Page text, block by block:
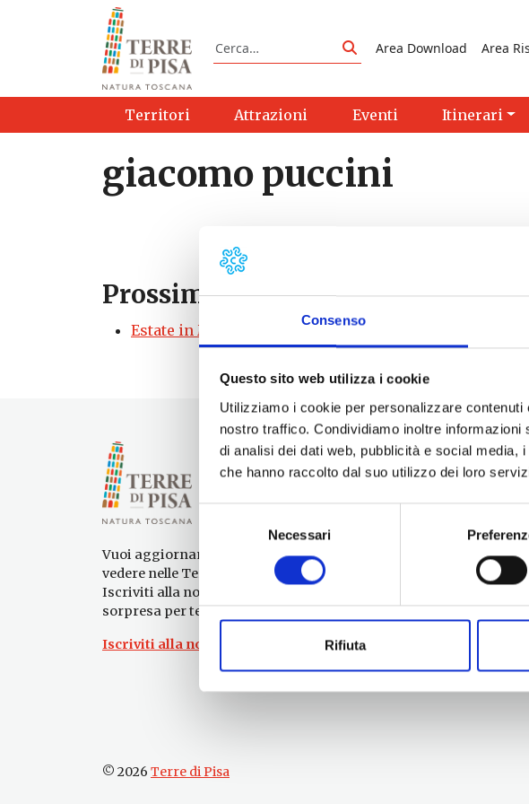
Consenso
Questo sito web utilizza i cookie
Utilizziamo i cookie per personalizzare
nostro traffico. Condividiamo inoltre
di analisi dei dati web, pubblicità e social media,
che hanno raccolto dal suo utilizzo dei loro
consenso
Necessari
Rifiuta
Vai al contenuto
Cerca
Cerca
Area Download Area
Territori Attrazioni Eventi Itinerari
giacomo puccini
Prossimi eventi
Estate in Musica a Palazzo Blu | Pisa - 12/09/2026 -
Vuoi aggiornamenti su cosa fare e cosa
vedere nelle Terre di Pisa?
Iscriviti alla nostra newsletter! Subito una
sorpresa per te!
Iscriviti alla nostra Newsletter!
Per informazioni
Servizio
Ufficio
© 2026 Terre di Pisa